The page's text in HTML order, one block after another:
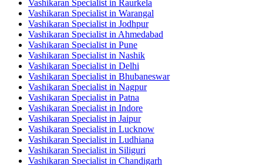
Vashikaran Specialist in Raurkela
Vashikaran Specialist in Warangal
Vashikaran Specialist in Jodhpur
Vashikaran Specialist in Ahmedabad
Vashikaran Specialist in Pune
Vashikaran Specialist in Nashik
Vashikaran Specialist in Delhi
Vashikaran Specialist in Bhubaneswar
Vashikaran Specialist in Nagpur
Vashikaran Specialist in Patna
Vashikaran Specialist in Indore
Vashikaran Specialist in Jaipur
Vashikaran Specialist in Lucknow
Vashikaran Specialist in Ludhiana
Vashikaran Specialist in Siliguri
Vashikaran Specialist in Chandigarh